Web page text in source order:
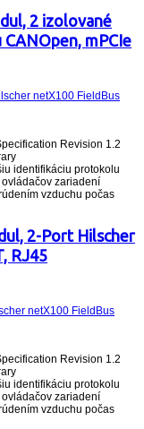
2 izolované
mPCIe
Revision 1.2
identifikáciu protokolu
zariadení
vzduchu počas
2-Port Hilscher
RJ45
Revision 1.2
identifikáciu protokolu
zariadení
vzduchu počas